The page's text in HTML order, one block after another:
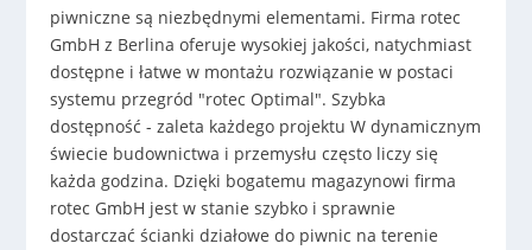
piwniczne są niezbędnymi elementami. Firma rotec
GmbH z Berlina oferuje wysokiej jakości, natychmiast
dostępne i łatwe w montażu rozwiązanie w postaci
systemu przegród "rotec Optimal". Szybka
dostępność - zaleta każdego projektu W dynamicznym
świecie budownictwa i przemysłu często liczy się
każda godzina. Dzięki bogatemu magazynowi firma
rotec GmbH jest w stanie szybko i sprawnie
dostarczać ścianki działowe do piwnic na terenie